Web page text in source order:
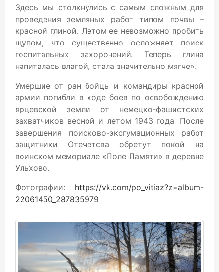
Здесь мы столкнулись с самым сложным для
проведения земляных работ типом почвы –
красной глиной. Летом ее невозможно пробить
щупом, что существенно осложняет поиск
госпитальных захоронений. Теперь глина
напиталась влагой, стала значительно мягче».
Умершие от ран бойцы и командиры красной
армии погибли в ходе боев по освобождению
ярцевской земли от немецко-фашистских
захватчиков весной и летом 1943 года. После
завершения поисково-эксгумационных работ
защитники Отечетсва обретут покой на
воинском мемориале «Поле Памяти» в деревне
Ульхово.
Фотографии: https://vk.com/po_vitiaz?z=album-
22061450_287835979